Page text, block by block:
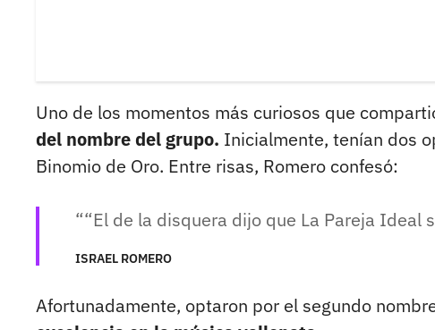
Uno de los momentos más curiosos que
del nombre del grupo. Inicialmente, tenían dos
Binomio de Oro. Entre risas, Romero confesó:
“El de la disquera dijo que La Pareja Ideal
ISRAEL ROMERO
Afortunadamente, optaron por el segundo